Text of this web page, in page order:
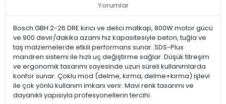
Yorumlar
Bosch GBH 2-26 DRE kırıcı ve delici matkap, 800W motor gücü
ve 900 devir/dakika azami hız kapasitesiyle beton, tuğla ve
taş malzemelerde etkili performans sunar. SDS-Plus
mandren sistemi ile hızlı uç değiştirme sağlar. Düşük titreşim
ve ergonomik tasarımı sayesinde uzun süreli kullanımlarda
konfor sunar. Çoklu mod (delme, kırma, delme+kırma) işlevi
ile çok yönlü kullanım imkanı verir. Mavi renk tasarımı ve
dayanıklı yapısıyla profesyonellerin tercihi.